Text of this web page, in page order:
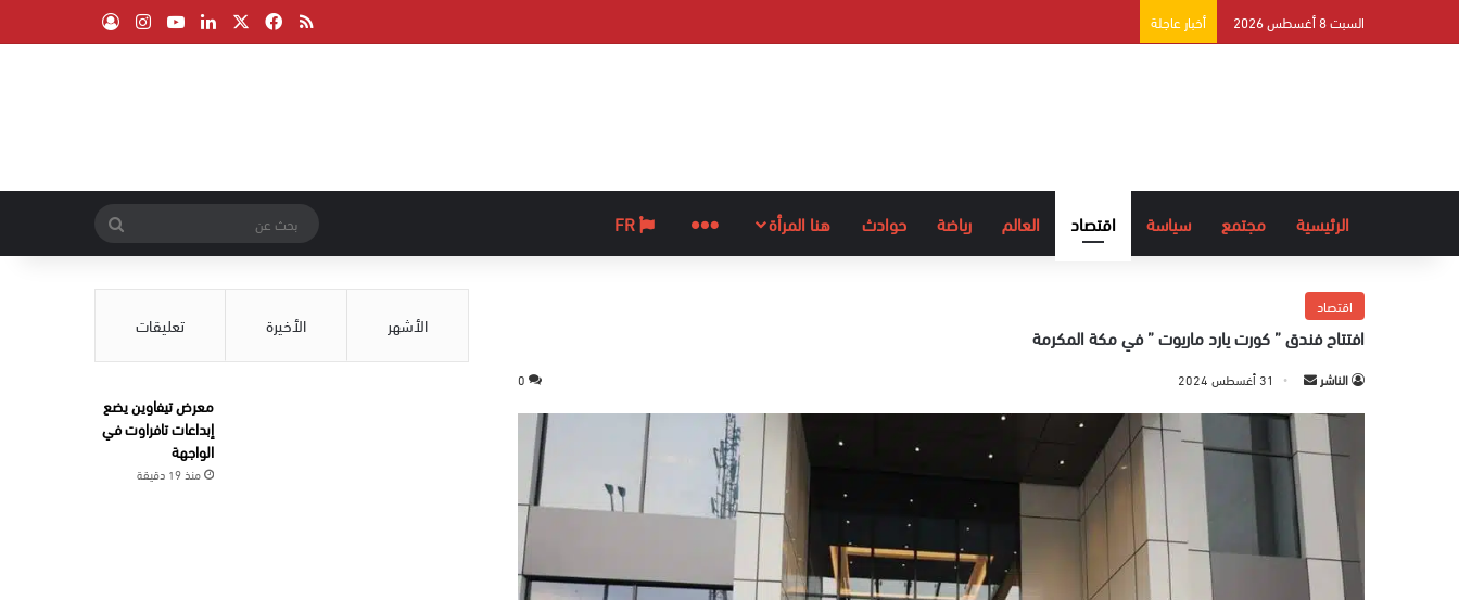
السبت 8 أغسطس 2026 أخبار عاجلة ملخص الموقع RSS
فيسبوك لينكدإن ‫YouTube
انستقرام
الرئيسية مجتمع سياسة اقتصاد العالم رياضة حوادث هنا المرأة المزيد
عن
اقتصاد
افتتاح فندق ” كورت يارد ماريوت ” في مكة المكرمة
الناشر
س
ل
ب
ر
د
31 أغسطس 2024 0
الأشهر الأخيرة تعليقات
معرض تيفاوين يضع
إبداعات تافراوت في
الواجهة
منذ 19 دقيقة